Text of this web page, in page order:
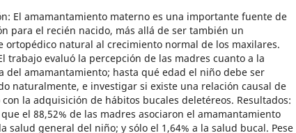
El amamantamiento materno es una importante fuente de
para el recién nacido, más allá de ser también un
ortopédico natural al crecimiento normal de los maxilares.
trabajo evaluó la percepción de las madres cuanto a la
del amamantamiento; hasta qué edad el niño debe ser
naturalmente, e investigar si existe una relación causal de
la adquisición de hábitos bucales deletéreos. Resultados:
que el 88,52% de las madres asociaron el amamantamiento
salud general del niño; y sólo el 1,64% a la salud bucal. Pese